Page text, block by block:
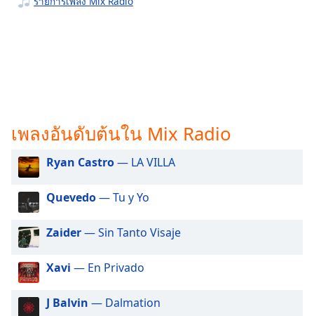
subtitles
selected
Audio
Track
Picture-
in-
Picture
Fullscreen
This
เพลงอันดับต้นใน Mix Radio
Ryan Castro— LA VILLA
Quevedo— Tu y Yo
Zaider— Sin Tanto Visaje
Xavi — En Privado
J Balvin — Dalmation